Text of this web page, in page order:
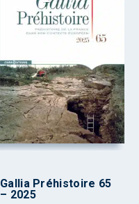
Gallia Préhistoire 65
– 2025